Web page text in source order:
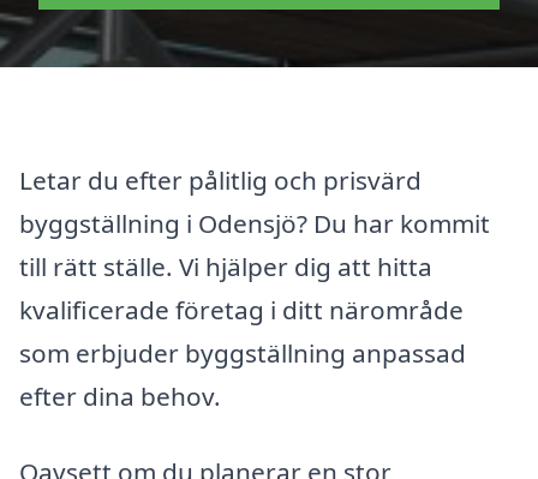
Letar du efter pålitlig och prisvärd
byggställning i Odensjö? Du har kommit
till rätt ställe. Vi hjälper dig att hitta
kvalificerade företag i ditt närområde
som erbjuder byggställning anpassad
efter dina behov.